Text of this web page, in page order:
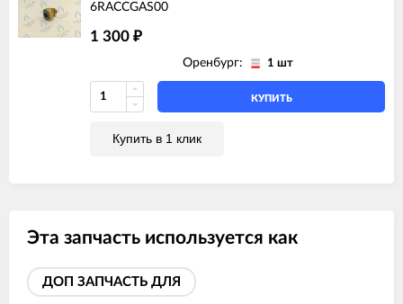
6RACCGAS00
1 300 ₽
Оренбург: 1 шт
КУПИТЬ
Купить в 1 клик
Эта запчасть используется как
ДОП ЗАПЧАСТЬ ДЛЯ